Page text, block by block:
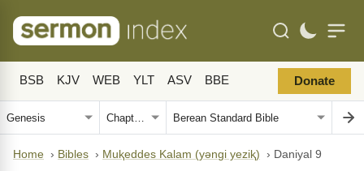
BSB KJV WEB YLT ASV BBE Donate
Home › Bibles › Muⱪeddes Kalam (yǝngi yeziⱪ) › Daniyal 9